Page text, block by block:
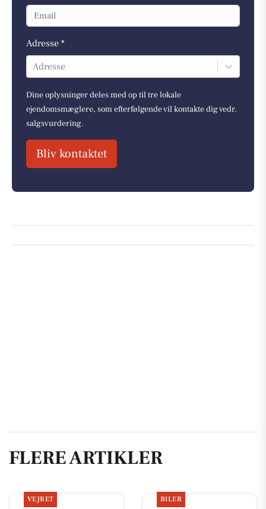
Adresse *
Adresse
Dine oplysninger deles med op til tre lokale
ejendomsmæglere, som efterfølgende vil kontakte dig vedr.
salgsvurdering.
Bliv kontaktet
FLERE ARTIKLER
VEJRET BILER